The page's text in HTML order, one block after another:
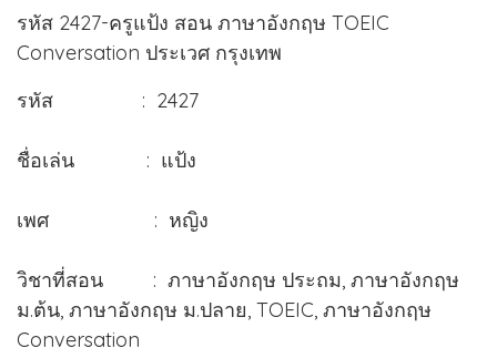
รหัส 2427-ครูแป้ง สอน ภาษาอังกฤษ TOEIC
Conversation ประเวศ กรุงเทพ
รหัส : 2427
ชื่อเล่น : แป้ง
เพศ : หญิง
วิชาที่สอน : ภาษาอังกฤษ ประถม, ภาษาอังกฤษ
ม.ต้น, ภาษาอังกฤษ ม.ปลาย, TOEIC, ภาษาอังกฤษ
Conversation